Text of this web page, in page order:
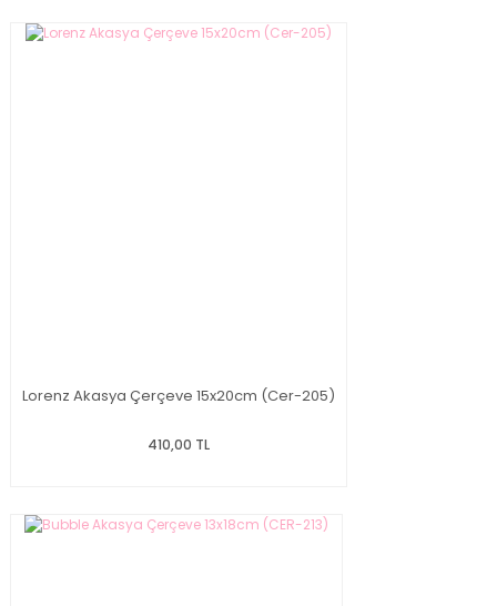
Lorenz Akasya Çerçeve 15x20cm (Cer-205)
410,00 TL